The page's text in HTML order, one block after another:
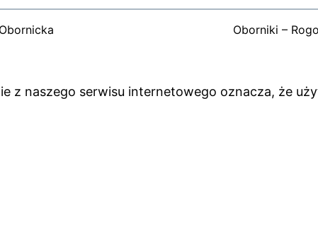
Oborniki –
z naszego serwisu internetowego oznacza, że